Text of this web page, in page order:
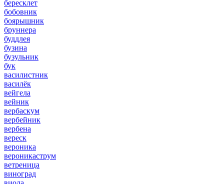
бересклет
бобовник
боярышник
бруннера
буддлея
бузина
бузульник
бук
василистник
василёк
вейгела
вейник
вербаскум
вербейник
вербена
вереск
вероника
вероникаструм
ветреница
виноград